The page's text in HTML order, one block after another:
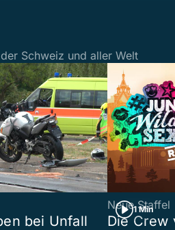
Schweiz und aller Welt
bei Unfall
1 Min
Neue Staffel
Die Crew